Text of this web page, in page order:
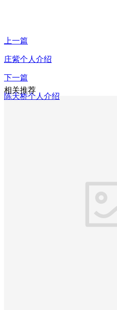
上一篇
庄紫个人介绍
下一篇
陈天桥个人介绍
相关推荐